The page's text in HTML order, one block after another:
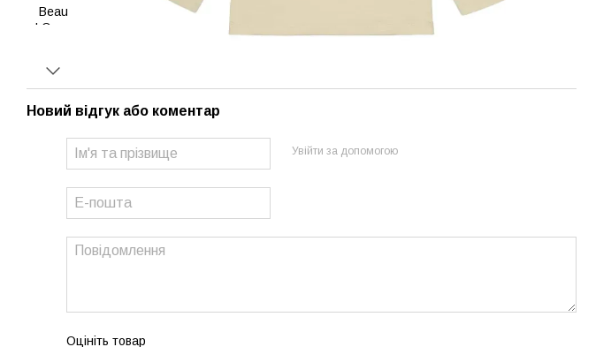
Новий відгук або коментар
Увійти за допомогою
Оцініть товар